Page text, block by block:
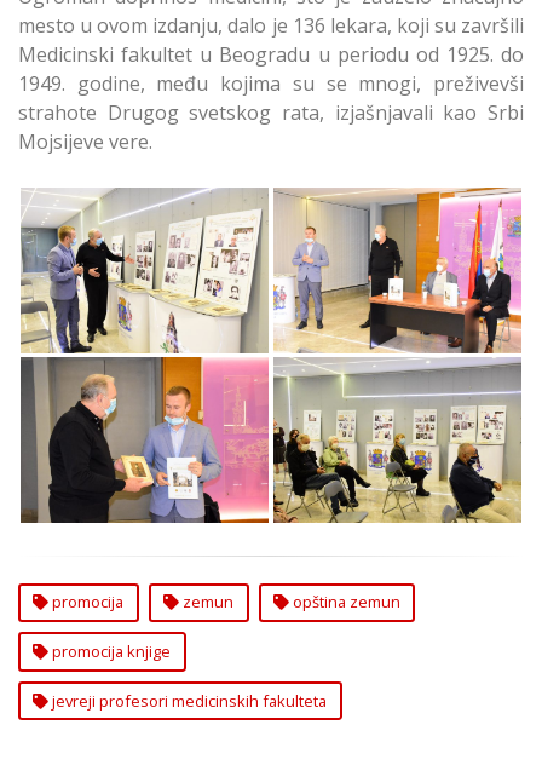
mesto u ovom izdanju, dalo je 136 lekara, koji su završili
Medicinski fakultet u Beogradu u periodu od 1925. do
1949. godine, među kojima su se mnogi, preživevši
strahote Drugog svetskog rata, izjašnjavali kao Srbi
Mojsijeve vere.
Promocija Knjige
Jevreji Profesori
Medicinskih Fakulteta
u Srbiji
Promocija Knjige
Jevreji Profesori
Medicinskih Fakulteta
u Srbiji
Promocija Knjige
Jevreji Profesori
Medicinskih Fakulteta
u Srbiji
Promocija Knjige
Jevreji Profesori
Medicinskih Fakulteta
u Srbiji
promocija zemun opština zemun
promocija knjige
jevreji profesori medicinskih fakulteta